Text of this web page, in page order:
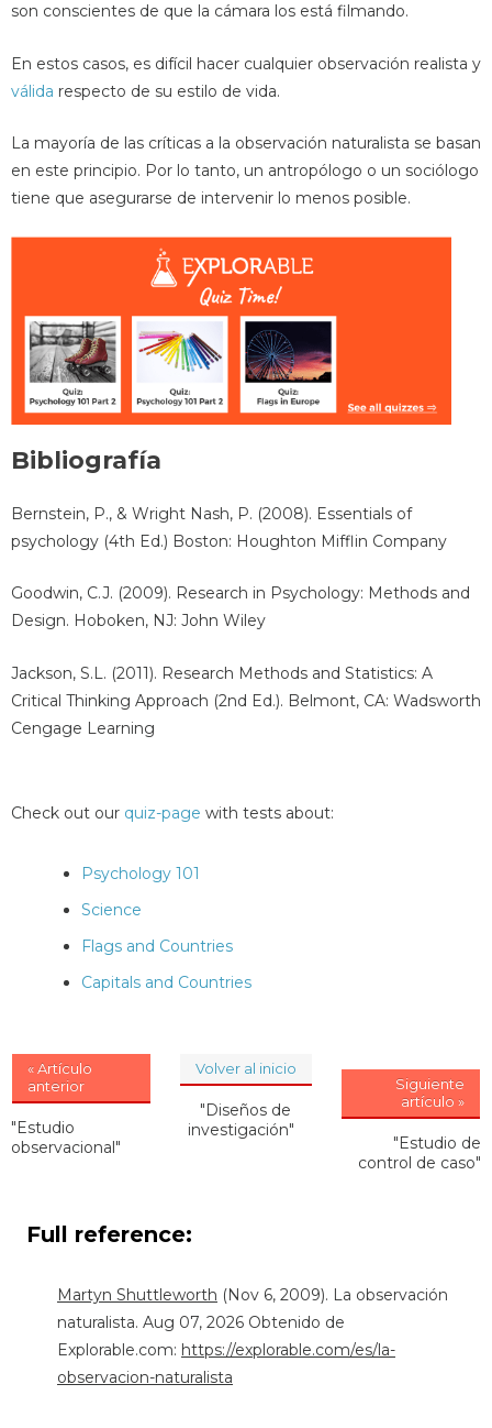
son conscientes de que la cámara los está filmando.
En estos casos, es difícil hacer cualquier observación realista y
válida respecto de su estilo de vida.
La mayoría de las críticas a la observación naturalista se basan
en este principio. Por lo tanto, un antropólogo o un sociólogo
tiene que asegurarse de intervenir lo menos posible.
Bibliografía
Bernstein, P., & Wright Nash, P. (2008). Essentials of
psychology (4th Ed.) Boston: Houghton Mifflin Company
Goodwin, C.J. (2009). Research in Psychology: Methods and
Design. Hoboken, NJ: John Wiley
Jackson, S.L. (2011). Research Methods and Statistics: A
Critical Thinking Approach (2nd Ed.). Belmont, CA: Wadsworth
Cengage Learning
Check out our quiz-page with tests about:
Psychology 101
Science
Flags and Countries
Capitals and Countries
« Artículo
anterior
"Estudio
observacional"
Volver al inicio
"Diseños de
investigación"
Siguiente
artículo »
"Estudio de
control de caso"
Full reference:
Martyn Shuttleworth (Nov 6, 2009). La observación
naturalista. Aug 07, 2026 Obtenido de
Explorable.com: https://explorable.com/es/la-
observacion-naturalista